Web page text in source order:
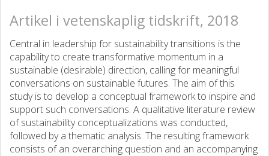
Artikel i vetenskaplig tidskrift, 2018
Central in leadership for sustainability transitions is the
capability to create transformative momentum in a
sustainable (desirable) direction, calling for meaningful
conversations on sustainable futures. The aim of this
study is to develop a conceptual framework to inspire and
support such conversations. A qualitative literature review
of sustainability conceptualizations was conducted,
followed by a thematic analysis. The resulting framework
consists of an overarching question and an accompanying